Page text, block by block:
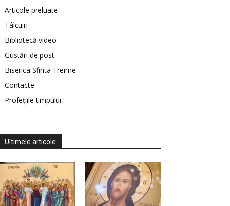
Articole preluate
Tâlcuiri
Bibliotecă video
Gustări de post
Biserica Sfinta Treime
Contacte
Profețiile timpului
Ultimele articole